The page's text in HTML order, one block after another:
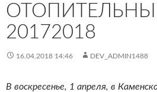
20172018
16.04.2018 14:46 DEV_ADMIN1488
В воскресенье, 1 апреля, в